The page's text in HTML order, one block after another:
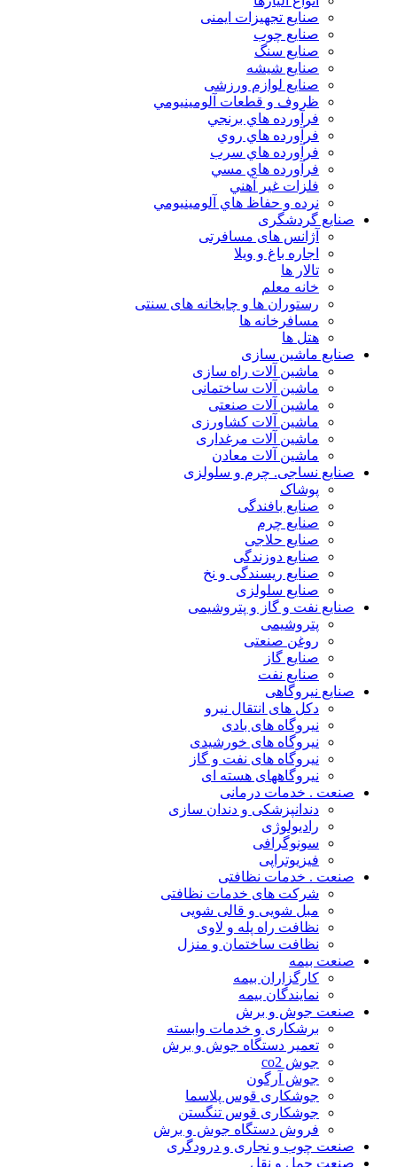
صنایع تجهیزات ایمنی
صنایع چوب
صنایع سنگ
صنایع شیشه
صنایع لوازم ورزشی
ظروف و قطعات آلومينيومي
فرآورده هاي برنجي
فرآورده هاي روي
فرآورده هاي سرب
فرآورده هاي مسي
فلزات غير آهني
نرده و حفاظ هاي آلومينيومي
صنایع گردشگری
آژانس های مسافرتی
اجاره باغ و ویلا
تالار ها
خانه معلم
رستوران ها و چایخانه های سنتی
مسافرخانه ها
هتل ها
صنایع ماشین سازی
ماشین آلات راه سازی
ماشین آلات ساختمانی
ماشین آلات صنعتی
ماشین آلات کشاورزی
ماشین آلات مرغداری
ماشین آلات معادن
صنایع نساجی. چرم و سلولزی
پوشاک
صنایع بافندگی
صنایع چرم
صنایع حلاجی
صنایع دوزندگی
صنایع ریسندگی و نخ
صنایع سلولزی
صنایع نفت و گاز و پتروشیمی
پتروشیمی
روغن صنعتی
صنایع گاز
صنایع نفت
صنایع نیروگاهی
دکل های انتقال نیرو
نیروگاه های بادی
نیروگاه های خورشیدی
نیروگاه های نفت و گاز
نیروگاههای هسته ای
صنعت . خدمات درمانی
دندانپزشکی و دندان سازی
رادیولوژی
سونوگرافی
فیزیوتراپی
صنعت . خدمات نظافتی
شرکت های خدمات نظافتی
مبل شویی و قالی شویی
نظافت راه پله و لاوی
نظافت ساختمان و منزل
صنعت بیمه
کارگزاران بیمه
نمایندگان بیمه
صنعت جوش و برش
برشکاری و خدمات وابسته
تعمیر دستگاه جوش و برش
جوش co2
جوش آرگون
جوشکاری قوس پلاسما
جوشکاری قوس تنگستن
فروش دستگاه جوش و برش
صنعت چوب و نجاری و درودگری
صنعت حمل و نقل